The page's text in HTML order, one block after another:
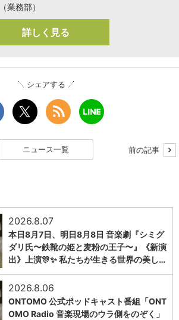
業務部）
詳しく見る
シェアする
ニュース一覧 前の記事
2026.8.07
本日8月7日、明日8月8日 音楽劇『シミグ
ダリ氏〜鉄靴の姫と麦粉の王子〜』《新演
出》上演🎊✨ 私たちが生きる世界の美し…
2026.8.06
ONTOMO 公式ポッドキャスト番組「ONT
OMO Radio 音楽現場のウラ側をのぞく」